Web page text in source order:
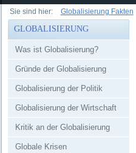
Sie sind hier:
Globalisierung Fakten
GLOBALISIERUNG
Was ist Globalisierung?
Gründe der Globalisierung
Globalisierung der Politik
Globalisierung der Wirtschaft
Kritik an der Globalisierung
Globale Krisen